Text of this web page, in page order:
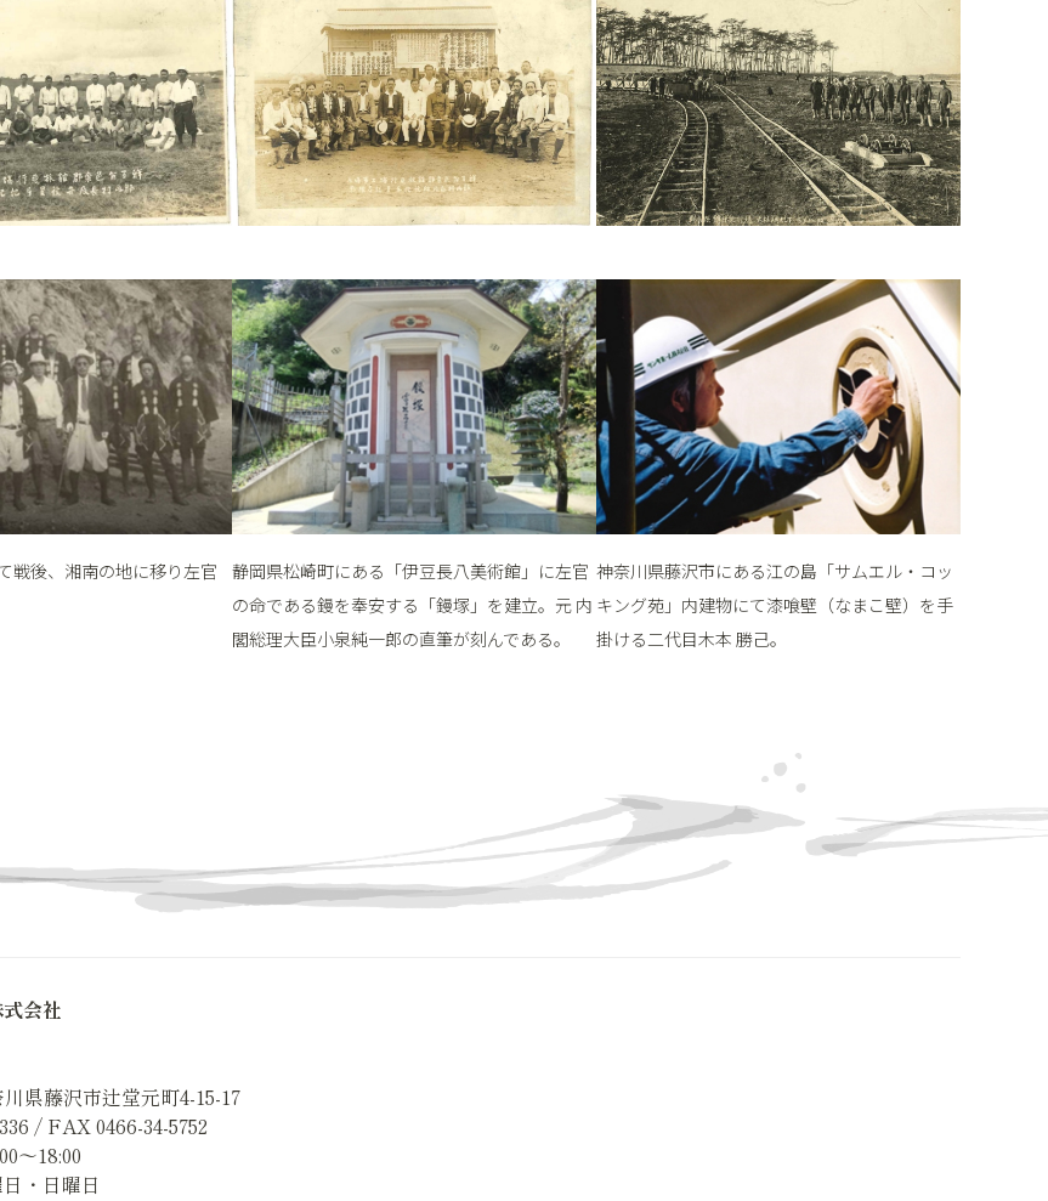
戦後、湘南の地に移り左官
静岡県松崎町にある「伊豆長八美術館」に左官
の命である鏝を奉安する「鏝塚」を建立。元 内
閣総理大臣小泉純一郎の直筆が刻んである。
神奈川県藤沢市にある江の島「サムエル・コッ
キング苑」内建物にて漆喰壁（なまこ壁）を手
掛ける二代目木本 勝己。
会社
川県藤沢市辻堂元町4-15-17
/ FAX 0466-34-5752
～18:00
・日曜日